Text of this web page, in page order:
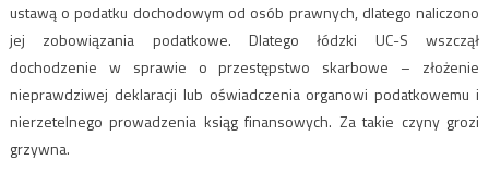
ustawą o podatku dochodowym od osób prawnych, dlatego naliczono
jej zobowiązania podatkowe. Dlatego łódzki UC-S wszczął
dochodzenie w sprawie o przestępstwo skarbowe – złożenie
nieprawdziwej deklaracji lub oświadczenia organowi podatkowemu i
nierzetelnego prowadzenia ksiąg finansowych. Za takie czyny grozi
grzywna.